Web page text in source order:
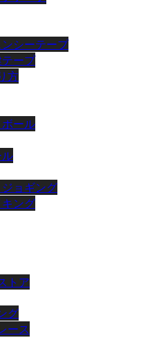
シーテープ
ープ
方
ール
ョギング
ング
トア
グ
ース